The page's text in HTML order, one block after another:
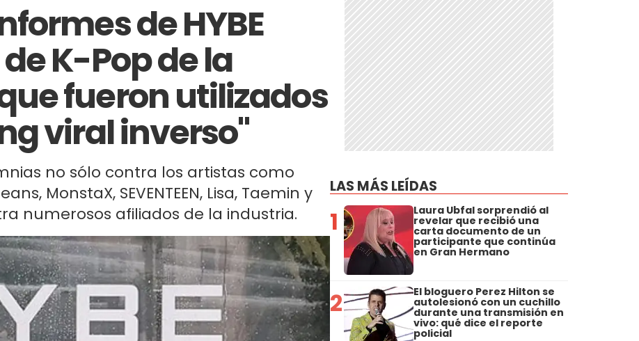
de HYBE
K-Pop de la
fueron utilizados
viral inverso"
no sólo contra los artistas como
MonstaX, SEVENTEEN, Lisa, Taemin y
numerosos afiliados de la industria.
LAS MÁS LEÍDAS
1 Laura Ubfal sorprendió al
revelar que recibió una
carta documento de un
participante que continúa
en Gran Hermano
2 El bloguero Perez Hilton se
autolesionó con un cuchillo
durante una transmisión en
vivo: qué dice el reporte
policial